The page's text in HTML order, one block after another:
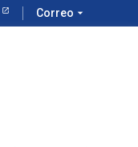
Correo arrow_drop_down